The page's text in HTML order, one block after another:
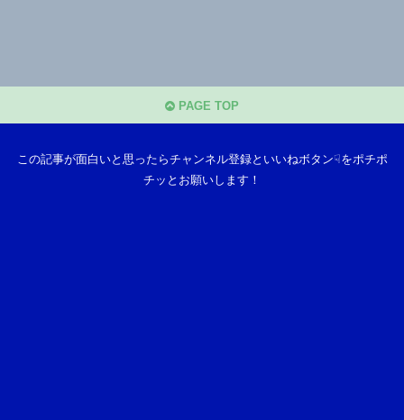
PAGE TOP
この記事が面白いと思ったらチャンネル登録といいねボタン☟をポチポ
チッとお願いします！